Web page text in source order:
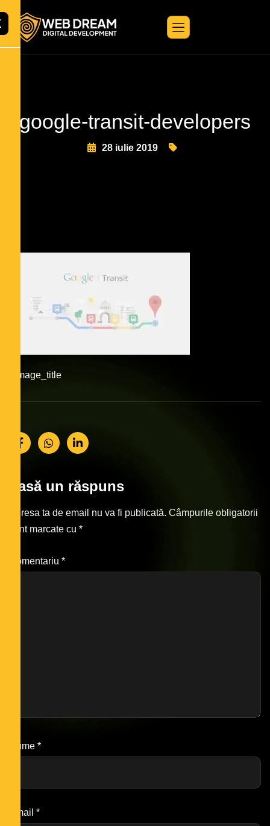
google-transit-developers
28 iulie 2019
#image_title
Lasă un răspuns
Adresa ta de email nu va fi publicată. Câmpurile obligatorii
sunt marcate cu *
Comentariu *
Nume *
Email *